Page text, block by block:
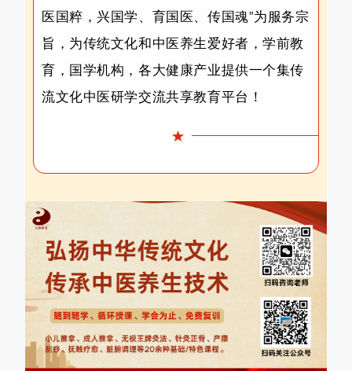
医国粹，兴国学、育国医、传国魂”为服务宗
旨，为传统文化和中医养生爱好者，学前教
育，国学机构，各大健康产业提供一个集传
流文化中医研学交流共享教育平台！